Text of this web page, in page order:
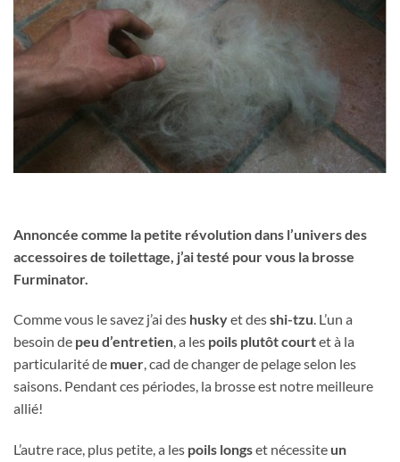
Annoncée comme la petite révolution dans l’univers des
accessoires de toilettage, j’ai testé pour vous la brosse
Furminator.
Comme vous le savez j’ai des huskyet desshi-tzu. L’un a
besoin de peu d’entretien, a les poils plutôt courtet à la
particularité de muer, cad de changer de pelage selon les
saisons. Pendant ces périodes, la brosse est notre meilleure
allié!
L’autre race, plus petite, a les poils longset nécessite un